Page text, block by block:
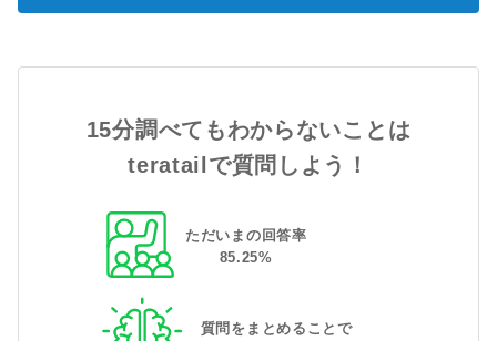
15分調べてもわからないことは
teratailで質問しよう！
ただいまの回答率
85.25%
質問をまとめることで